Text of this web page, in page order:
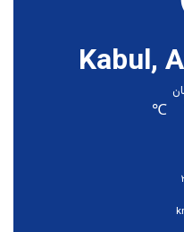
Kabul,
℃